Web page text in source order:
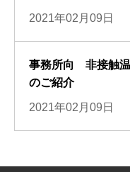
2021年02月09日
事務所向 非接触
のご紹介
2021年02月09日